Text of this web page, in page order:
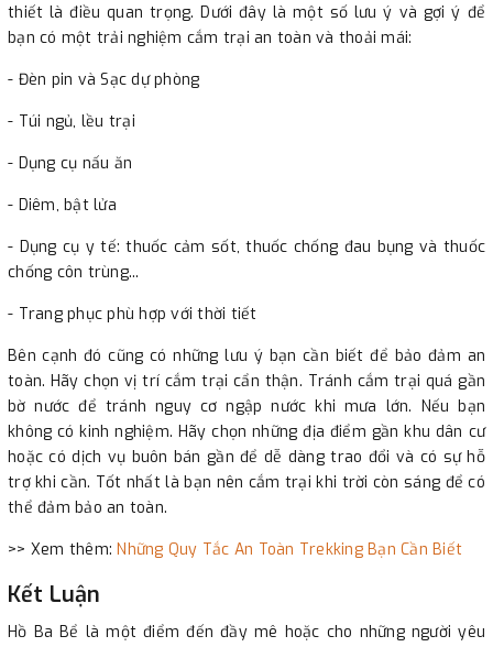
thiết là điều quan trọng. Dưới đây là một số lưu ý và gợi ý để
bạn có một trải nghiệm cắm trại an toàn và thoải mái:
- Đèn pin và Sạc dự phòng
- Túi ngủ, lều trại
- Dụng cụ nấu ăn
- Diêm, bật lửa
- Dụng cụ y tế: thuốc cảm sốt, thuốc chống đau bụng và thuốc
chống côn trùng...
- Trang phục phù hợp với thời tiết
Bên cạnh đó cũng có những lưu ý bạn cần biết để bảo đảm an
toàn. Hãy chọn vị trí cắm trại cẩn thận. Tránh cắm trại quá gần
bờ nước để tránh nguy cơ ngập nước khi mưa lớn. Nếu bạn
không có kinh nghiệm. Hãy chọn những địa điểm gần khu dân cư
hoặc có dịch vụ buôn bán gần để dễ dàng trao đổi và có sự hỗ
trợ khi cần. Tốt nhất là bạn nên cắm trại khi trời còn sáng để có
thể đảm bảo an toàn.
>> Xem thêm:Những Quy Tắc An Toàn Trekking Bạn Cần Biết
Kết Luận
Hồ Ba Bể là một điểm đến đầy mê hoặc cho những người yêu